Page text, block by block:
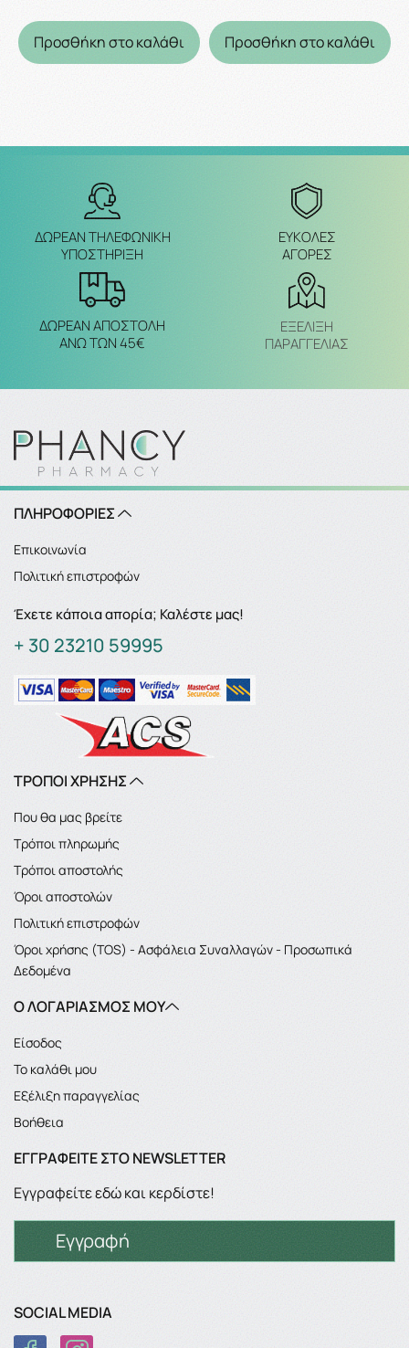
Προσθήκη στο καλάθι Προσθήκη στο καλάθι
ΔΩΡΕΑΝ ΤΗΛΕΦΩΝΙΚΗ
ΥΠΟΣΤΗΡΙΞΗ
ΕΥΚΟΛΕΣ
ΑΓΟΡΕΣ
ΔΩΡΕΑΝ ΑΠΟΣΤΟΛΗ
ΑΝΩ ΤΩΝ 45€
ΕΞΈΛΙΞΗ
ΠΑΡΑΓΓΕΛΙΑΣ
ΠΛΗΡΟΦΟΡΙΕΣ
Επικοινωνία
Πολιτική επιστροφών
Έχετε κάποια απορία; Καλέστε μας!
+ 30 23210 59995
ΤΡΟΠΟΙ ΧΡΗΣΗΣ
Που θα μας βρείτε
Τρόποι πληρωμής
Τρόποι αποστολής
Όροι αποστολών
Πολιτική επιστροφών
Όροι χρήσης (TOS) - Ασφάλεια Συναλλαγών - Προσωπικά
Δεδομένα
Ο ΛΟΓΑΡΙΑΣΜΌΣ ΜΟΥ
Είσοδος
Το καλάθι μου
Εξέλιξη παραγγελίας
Βοήθεια
ΕΓΓΡΑΦΕΊΤΕ ΣΤΟ NEWSLETTER
Εγγραφείτε εδώ και κερδίστε!
Εγγραφή
SOCIAL MEDIA